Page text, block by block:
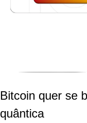
Bitcoin quer se
quântica